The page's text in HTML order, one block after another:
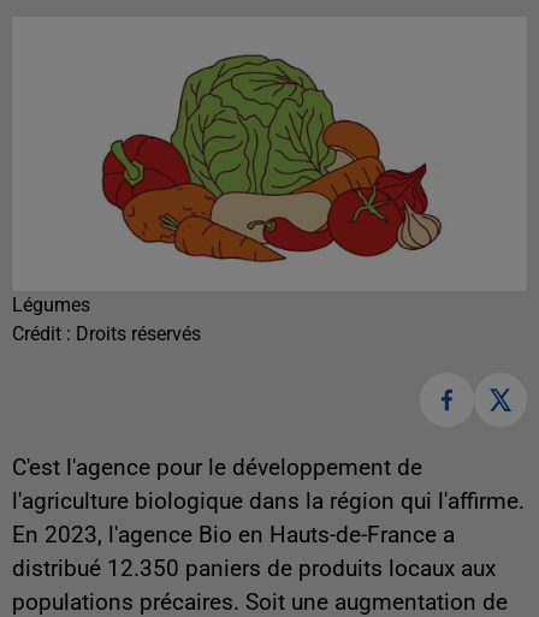
Légumes
Crédit : Droits réservés
C'est l'agence pour le développement de
l'agriculture biologique dans la région qui l'affirme.
En 2023, l'agence Bio en Hauts-de-France a
distribué 12.350 paniers de produits locaux aux
populations précaires. Soit une augmentation de